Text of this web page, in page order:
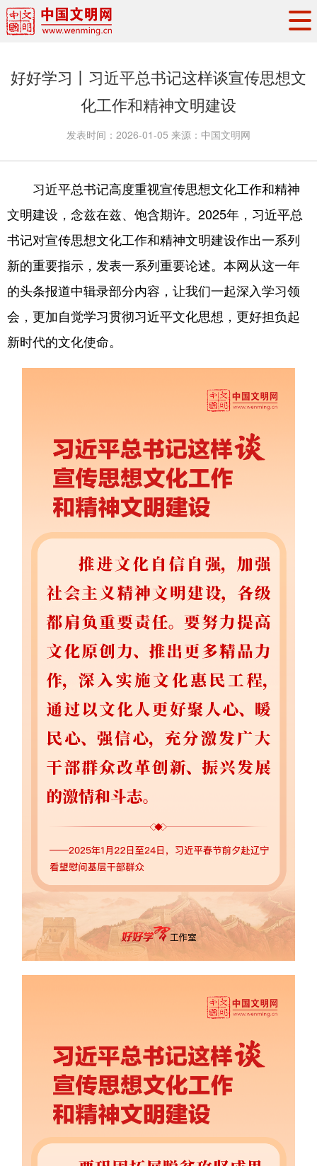
权威发布
资讯联播
地方交流
文明实践
文明创建
文明之光
文明矩阵
好好学习丨习近平总书记这样谈宣传思想文
化工作和精神文明建设
发表时间： 2026-01-05 来源： 中国文明网
习近平总书记高度重视宣传思想文化工作和精神
文明建设，念兹在兹、饱含期许。2025年，习近平总
书记对宣传思想文化工作和精神文明建设作出一系列
新的重要指示，发表一系列重要论述。本网从这一年
的头条报道中辑录部分内容，让我们一起深入学习领
会，更加自觉学习贯彻习近平文化思想，更好担负起
新时代的文化使命。